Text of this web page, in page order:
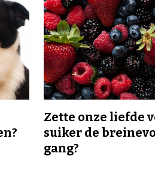
Zette onze liefde
suiker de
gang?